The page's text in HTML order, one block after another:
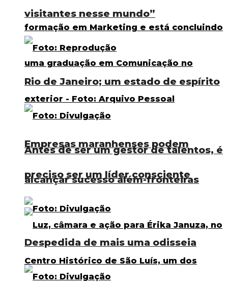
visitantes nesse mundo”
Rio de Janeiro; um estado de espírito
Antes de ser um gestor de talentos, é
preciso ser um líder consciente
Despedida de mais uma odisseia
Empresas maranhenses podem
alcançar sucesso além-fronteiras